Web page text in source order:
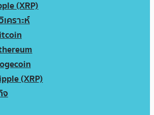
(XRP)
คราะห์
(XRP)
จ